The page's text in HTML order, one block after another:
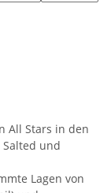
All Stars in den
Salted und
Lagen von